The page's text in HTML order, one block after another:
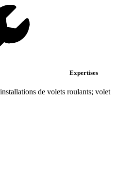
Expertises
de volets roulants; volet